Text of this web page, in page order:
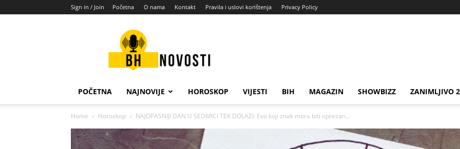
Sign in / Join Početna O nama Kontakt Pravila i uslovi korištenja Privacy Policy
POČETNA NAJNOVIJE HOROSKOP VIJESTI BIH MAGAZIN SHOWBIZZ ZANIMLJIVO
Home Horoskop NAJOPASNIJI DAN U SEDMICI TEK DOLAZI: Evo koji znak mora biti oprezan...